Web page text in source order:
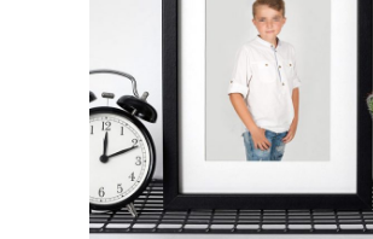
¡Y CARLOS NO IBA A SER
MENOS!